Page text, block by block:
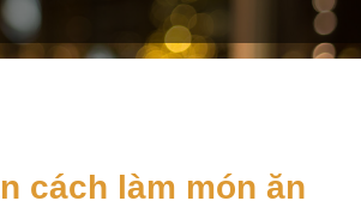
cách làm món ăn